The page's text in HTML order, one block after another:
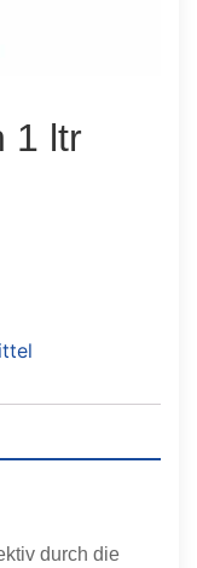
1 ltr
durch die